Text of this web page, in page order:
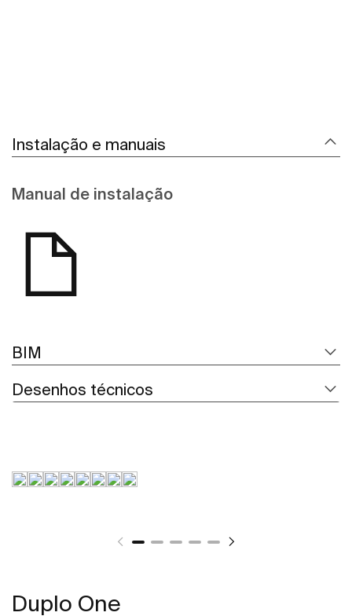
Instalação e manuais
Manual de instalação
BIM
Desenhos técnicos
Duplo One